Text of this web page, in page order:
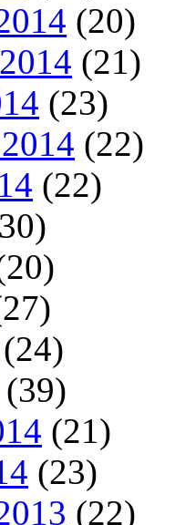
(20)
(21)
(23)
(22)
(22)
(24)
(39)
(21)
(23)
(22)